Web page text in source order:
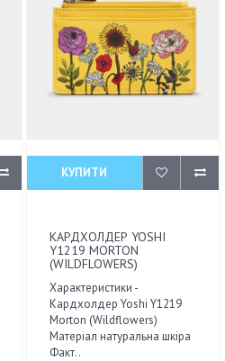
КУПИТИ
КАРДХОЛДЕР YOSHI
Y1219 MORTON
(WILDFLOWERS)
Характеристики -
Кардхолдер Yoshi Y1219
Morton (Wildflowers)
Матеріал натуральна шкіра
Факт..